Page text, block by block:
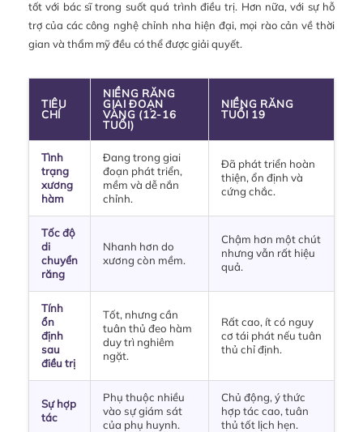
tốt với bác sĩ trong suốt quá trình điều trị. Hơn nữa, với sự hỗ
trợ của các công nghệ chỉnh nha hiện đại, mọi rào cản về thời
gian và thẩm mỹ đều có thể được giải quyết.
TIÊU
CHÍ
NIỀNG RĂNG
GIAI ĐOẠN
VÀNG (12-16
TUỔI)
NIỀNG RĂNG
TUỔI 19
Tình
trạng
xương
hàm
Đang trong giai
đoạn phát triển,
mềm và dễ nắn
chỉnh.
Đã phát triển hoàn
thiện, ổn định và
cứng chắc.
Tốc độ
di
chuyển
răng
Nhanh hơn do
xương còn mềm.
Chậm hơn một chút
nhưng vẫn rất hiệu
quả.
Tính
ổn
định
sau
điều trị
Tốt, nhưng cần
tuân thủ đeo hàm
duy trì nghiêm
ngặt.
Rất cao, ít có nguy
cơ tái phát nếu tuân
thủ chỉ định.
Sự hợp
tác
Phụ thuộc nhiều
vào sự giám sát
của phụ huynh.
Chủ động, ý thức
hợp tác cao, tuân
thủ tốt lịch hẹn.